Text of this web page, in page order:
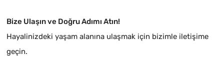
Bize Ulaşın ve Doğru Adımı Atın!
Hayalinizdeki yaşam alanına ulaşmak için bizimle iletişime
geçin.